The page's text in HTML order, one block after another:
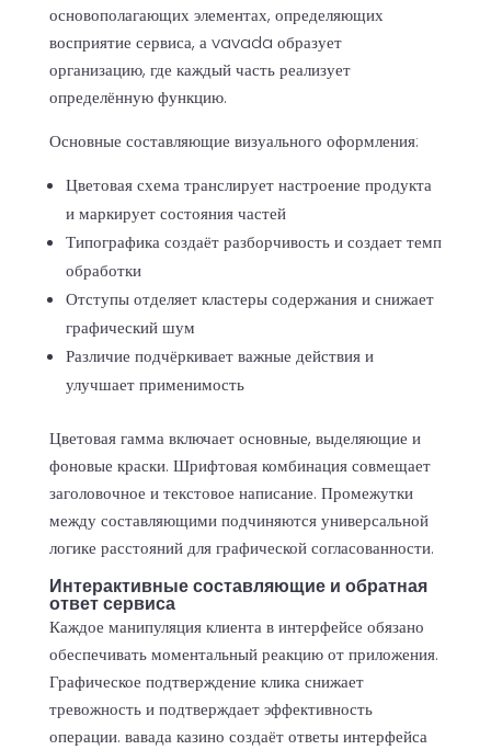
основополагающих элементах, определяющих
восприятие сервиса, а vavada образует
организацию, где каждый часть реализует
определённую функцию.
Основные составляющие визуального оформления:
Цветовая схема транслирует настроение продукта
и маркирует состояния частей
Типографика создаёт разборчивость и создает темп
обработки
Отступы отделяет кластеры содержания и снижает
графический шум
Различие подчёркивает важные действия и
улучшает применимость
Цветовая гамма включает основные, выделяющие и
фоновые краски. Шрифтовая комбинация совмещает
заголовочное и текстовое написание. Промежутки
между составляющими подчиняются универсальной
логике расстояний для графической согласованности.
Интерактивные составляющие и обратная
ответ сервиса
Каждое манипуляция клиента в интерфейсе обязано
обеспечивать моментальный реакцию от приложения.
Графическое подтверждение клика снижает
тревожность и подтверждает эффективность
операции. вавада казино создаёт ответы интерфейса